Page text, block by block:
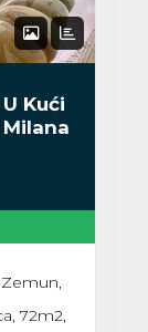
Kući
Milana
72m2,